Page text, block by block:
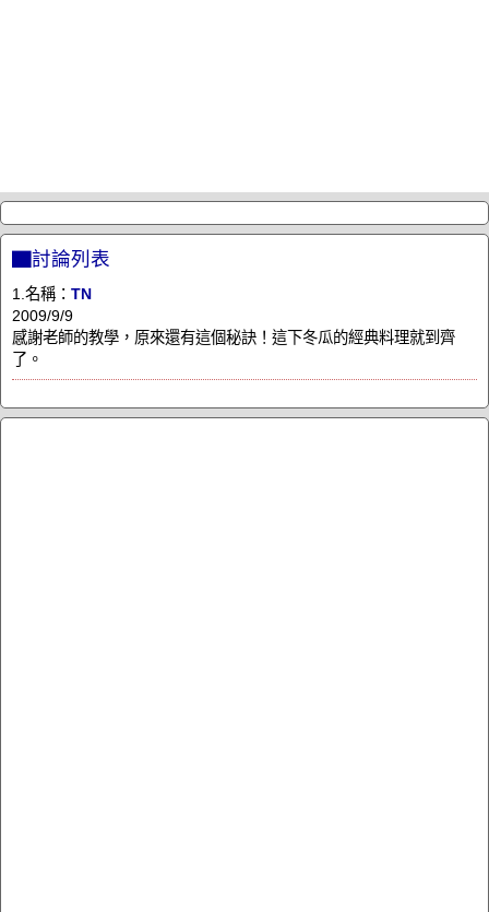
▇討論列表
1.名稱： TN
2009/9/9
感謝老師的教學，原來還有這個秘訣！這下冬瓜的經典料理就到齊
了。